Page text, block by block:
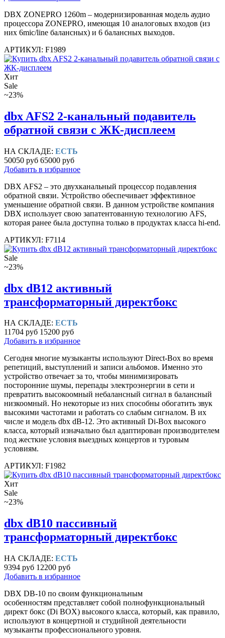
DBX ZONEPRO 1260m – модернизированная модель аудио
процессора ZONEPRO, имеющая 10 аналоговых входов (из
них 6mic/line балансных) и 6 балансных выходов.
АРТИКУЛ: F1989
Хит
Sale
~23%
dbx AFS2 2-канальный подавитель
обратной связи с ЖК-дисплеем
НА СКЛАДЕ: ЕСТЬ
50050 руб 65000 руб
Добавить в избранное
DBX AFS2 – это двухканальный процессор подавления
обратной связи. Устройство обеспечивает эффективное
уменьшение обратной связи. В данном устройстве компания
DBX использует свою запатентованную технологию AFS,
которая ранее была доступна только в продуктах класса hi-end.
АРТИКУЛ: F7114
Sale
~23%
dbx dB12 активный
трансформаторный директбокс
НА СКЛАДЕ: ЕСТЬ
11704 руб 15200 руб
Добавить в избранное
Сегодня многие музыканты используют Direct-Box во время
репетиций, выступлений и записи альбомов. Именно это
устройство отвечает за то, чтобы минимизировать
посторонние шумы, перепады электроэнергии в сети и
превратить высокоомный небалансный сигнал в балансный
низкоомный. Но некоторые из них способны обогатить звук
высокими частотами и работать со слабым сигналом. В их
числе и модель dbx dB-12. Это активный Di-Box высокого
класса, который изначально был адаптирован производителем
под жесткие условия выездных концертов и туровым
условиям.
АРТИКУЛ: F1982
Хит
Sale
~23%
dbx dB10 пассивный
трансформаторный директбокс
НА СКЛАДЕ: ЕСТЬ
9394 руб 12200 руб
Добавить в избранное
DBX DB-10 по своим функциональным
особенностям представляет собой полнофункциональный
директ бокс (Di BOX) высокого класса, который, как правило,
используют в концертной и студийной деятельности
музыканты профессионального уровня.